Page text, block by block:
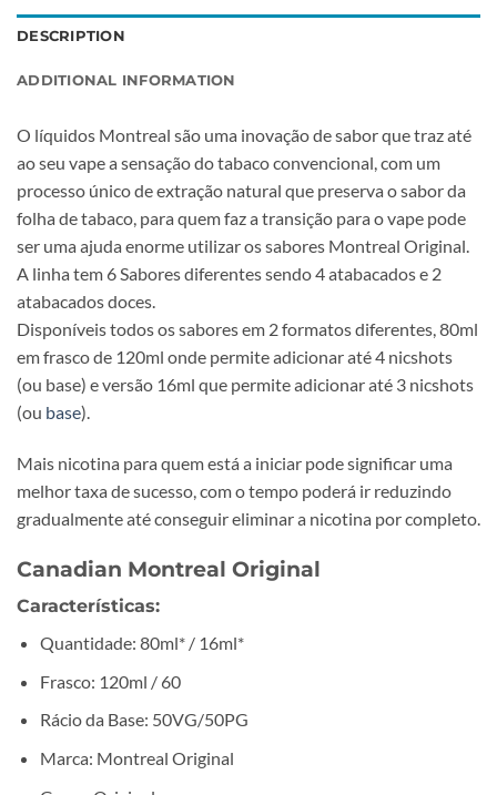
DESCRIPTION
ADDITIONAL INFORMATION
O líquidos Montreal são uma inovação de sabor que traz até
ao seu vape a sensação do tabaco convencional, com um
processo único de extração natural que preserva o sabor da
folha de tabaco, para quem faz a transição para o vape pode
ser uma ajuda enorme utilizar os sabores Montreal Original.
A linha tem 6 Sabores diferentes sendo 4 atabacados e 2
atabacados doces.
Disponíveis todos os sabores em 2 formatos diferentes, 80ml
em frasco de 120ml onde permite adicionar até 4 nicshots
(ou base) e versão 16ml que permite adicionar até 3 nicshots
(ou base).
Mais nicotina para quem está a iniciar pode significar uma
melhor taxa de sucesso, com o tempo poderá ir reduzindo
gradualmente até conseguir eliminar a nicotina por completo.
Canadian Montreal Original
Características:
Quantidade: 80ml* / 16ml*
Frasco: 120ml / 60
Rácio da Base: 50VG/50PG
Marca: Montreal Original